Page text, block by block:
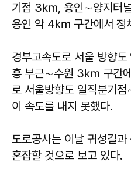
기점 3㎞, 용인∼양지터
용인 약 4㎞ 구간에서 정
경부고속도로 서울 방향
흥 부근∼수원 3㎞ 구간
로 서울방향도 일직분기
이 속도를 내지 못했다.
도로공사는 이날 귀성길
혼잡할 것으로 보고 있다.